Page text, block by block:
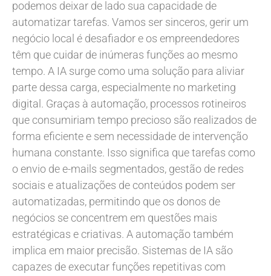
podemos deixar de lado sua capacidade de
automatizar tarefas. Vamos ser sinceros, gerir um
negócio local é desafiador e os empreendedores
têm que cuidar de inúmeras funções ao mesmo
tempo. A IA surge como uma solução para aliviar
parte dessa carga, especialmente no marketing
digital. Graças à automação, processos rotineiros
que consumiriam tempo precioso são realizados de
forma eficiente e sem necessidade de intervenção
humana constante. Isso significa que tarefas como
o envio de e-mails segmentados, gestão de redes
sociais e atualizações de conteúdos podem ser
automatizadas, permitindo que os donos de
negócios se concentrem em questões mais
estratégicas e criativas. A automação também
implica em maior precisão. Sistemas de IA são
capazes de executar funções repetitivas com